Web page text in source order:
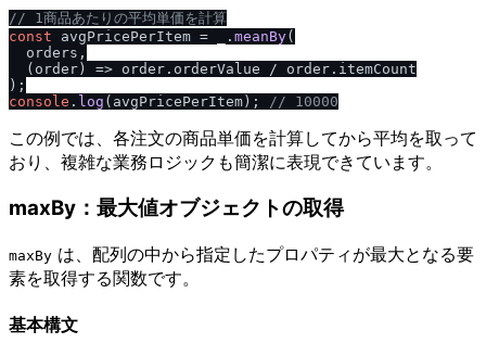
/ / 1商品あたりの平均単価を計算
const avgPricePerItem = _. meanBy(
  orders,
( order) => order. orderValue / order. itemCount
console . log (avgPricePerItem); / / 10000
この例では、各注文の商品単価を計算してから平均を取って
おり、複雑な業務ロジックも簡潔に表現できています。
maxBy：最大値オブジェクトの取得
maxBy は、配列の中から指定したプロパティが最大となる要
素を取得する関数です。
基本構文